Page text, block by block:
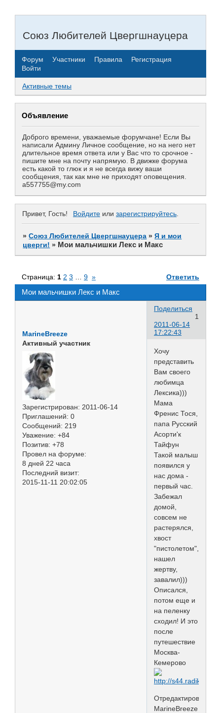
Союз Любителей Цвергшнауцера
Форум Участники Правила
Регистрация
Войти
Активные темы
Объявление
Доброго времени, уважаемые форумчане! Если Вы
написали Админу Личное сообщение, но на него нет
длительное время ответа или у Вас что то срочное -
пишите мне на почту напрямую. В движке форума
есть какой то глюк и я не всегда вижу ваши
сообщения, так как мне не приходят оповещения.
a557755@my.com
Привет, Гость! Войдите или зарегистрируйтесь.
»Союз Любителей Цвергшнауцера »Я и мои
цверги! » Мои мальчишки Лекс и Макс
Мои мальчишки Лекс и Макс
Страница: 1 2 3 9 » Ответить
Поделиться
1
2011-06-14
17:22:43
MarineBreeze
Активный участник
Зарегистрирован: 2011-06-14
Приглашений: 0
Сообщений: 219
Уважение: +84
Позитив: +78
Провел на форуме:
8 дней 22 часа
Последний визит:
2015-11-11 20:02:05
Хочу
представить
Вам своего
любимца
Лексика)))
Мама
Френис Тося,
папа Русский
Асорти'к
Тайфун
Такой малыш
появился у
нас дома -
первый час.
Забежал
домой,
совсем не
растерялся,
хвост
"пистолетом",
нашел
жертву,
завалил)))
Описался,
потом еще и
на пеленку
сходил! И это
после
путешествие
Москва-
Кемерово
Отредактировано
MarineBreeze